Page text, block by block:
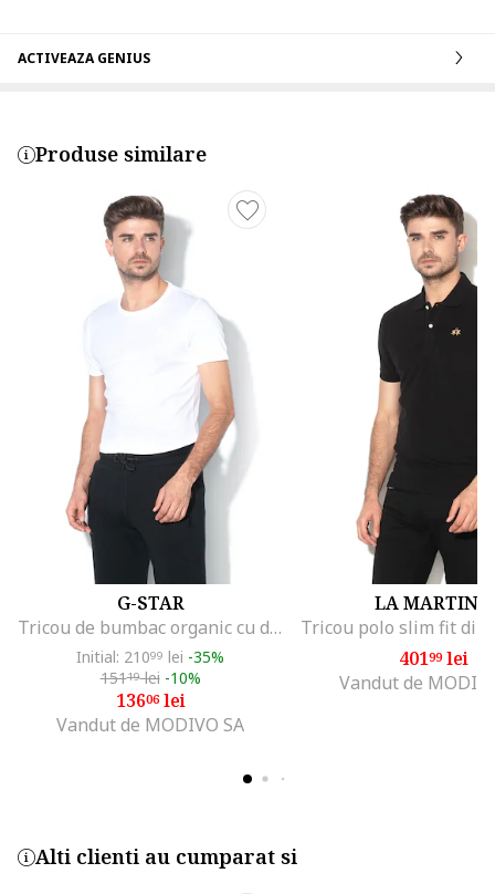
ACTIVEAZA GENIUS
Produse similare
G-STAR
Tricou de bumbac organic cu detaliu brodat - 2 piese, Alb
Initial: 21099 lei -35%
15119lei -10%
13606lei
Vandut de MODIVO SA
LA MARTINA
40199lei
Vandut de
Alti clienti au cumparat si